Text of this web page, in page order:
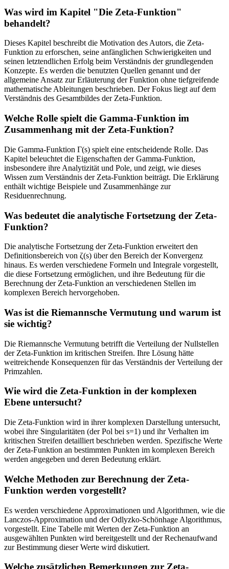
Was wird im Kapitel "Die Zeta-Funktion"
behandelt?
Dieses Kapitel beschreibt die Motivation des Autors, die Zeta-
Funktion zu erforschen, seine anfänglichen Schwierigkeiten und
seinen letztendlichen Erfolg beim Verständnis der grundlegenden
Konzepte. Es werden die benutzten Quellen genannt und der
allgemeine Ansatz zur Erläuterung der Funktion ohne tiefgreifende
mathematische Ableitungen beschrieben. Der Fokus liegt auf dem
Verständnis des Gesamtbildes der Zeta-Funktion.
Welche Rolle spielt die Gamma-Funktion im
Zusammenhang mit der Zeta-Funktion?
Die Gamma-Funktion Γ(s) spielt eine entscheidende Rolle. Das
Kapitel beleuchtet die Eigenschaften der Gamma-Funktion,
insbesondere ihre Analytizität und Pole, und zeigt, wie dieses
Wissen zum Verständnis der Zeta-Funktion beiträgt. Die Erklärung
enthält wichtige Beispiele und Zusammenhänge zur
Residuenrechnung.
Was bedeutet die analytische Fortsetzung der Zeta-
Funktion?
Die analytische Fortsetzung der Zeta-Funktion erweitert den
Definitionsbereich von ζ(s) über den Bereich der Konvergenz
hinaus. Es werden verschiedene Formeln und Integrale vorgestellt,
die diese Fortsetzung ermöglichen, und ihre Bedeutung für die
Berechnung der Zeta-Funktion an verschiedenen Stellen im
komplexen Bereich hervorgehoben.
Was ist die Riemannsche Vermutung und warum ist
sie wichtig?
Die Riemannsche Vermutung betrifft die Verteilung der Nullstellen
der Zeta-Funktion im kritischen Streifen. Ihre Lösung hätte
weitreichende Konsequenzen für das Verständnis der Verteilung der
Primzahlen.
Wie wird die Zeta-Funktion in der komplexen
Ebene untersucht?
Die Zeta-Funktion wird in ihrer komplexen Darstellung untersucht,
wobei ihre Singularitäten (der Pol bei s=1) und ihr Verhalten im
kritischen Streifen detailliert beschrieben werden. Spezifische Werte
der Zeta-Funktion an bestimmten Punkten im komplexen Bereich
werden angegeben und deren Bedeutung erklärt.
Welche Methoden zur Berechnung der Zeta-
Funktion werden vorgestellt?
Es werden verschiedene Approximationen und Algorithmen, wie die
Lanczos-Approximation und der Odlyzko-Schönhage Algorithmus,
vorgestellt. Eine Tabelle mit Werten der Zeta-Funktion an
ausgewählten Punkten wird bereitgestellt und der Rechenaufwand
zur Bestimmung dieser Werte wird diskutiert.
Welche zusätzlichen Bemerkungen zur Zeta-